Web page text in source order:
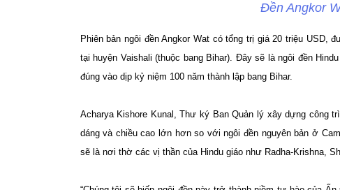
Đền Angkor
Phiên bản ngôi đền Angkor Wat có tổng trị giá 20 triệu USD,
tại huyện Vaishali (thuộc bang Bihar). Đây sẽ là ngôi đền
đúng vào dịp kỷ niệm 100 năm thành lập bang Bihar.
Acharya Kishore Kunal, Thư ký Ban Quản lý xây dựng công
dáng và chiều cao lớn hơn so với ngôi đền nguyên bản ở
sẽ là nơi thờ các vị thần của Hindu giáo như Radha-Krishna,